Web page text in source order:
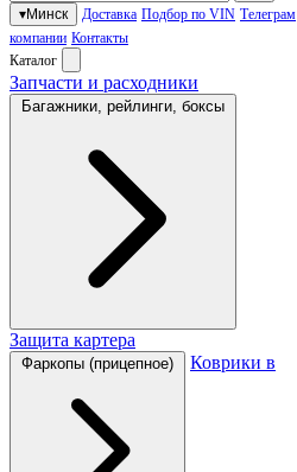
▾Минск Доставка Подбор по VIN Телеграм
компании Контакты
Каталог
Запчасти и расходники
Багажники, рейлинги, боксы
Защита картера
Фаркопы (прицепное) Коврики в